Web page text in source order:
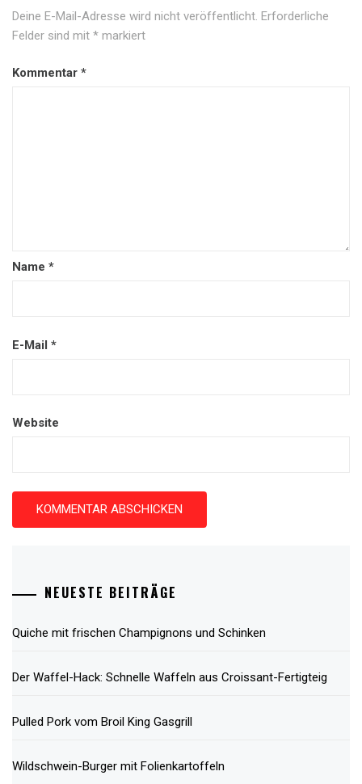
Deine E-Mail-Adresse wird nicht veröffentlicht. Erforderliche
Felder sind mit * markiert
Kommentar *
Name *
E-Mail *
Website
NEUESTE BEITRÄGE
Quiche mit frischen Champignons und Schinken
Der Waffel-Hack: Schnelle Waffeln aus Croissant-Fertigteig
Pulled Pork vom Broil King Gasgrill
Wildschwein-Burger mit Folienkartoffeln